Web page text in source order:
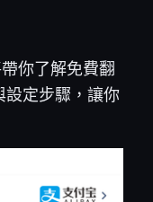
你了解免費翻
設定步驟，讓你